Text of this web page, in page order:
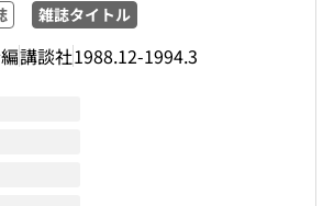
雑誌タイトル
講談社1988.12-1994.3